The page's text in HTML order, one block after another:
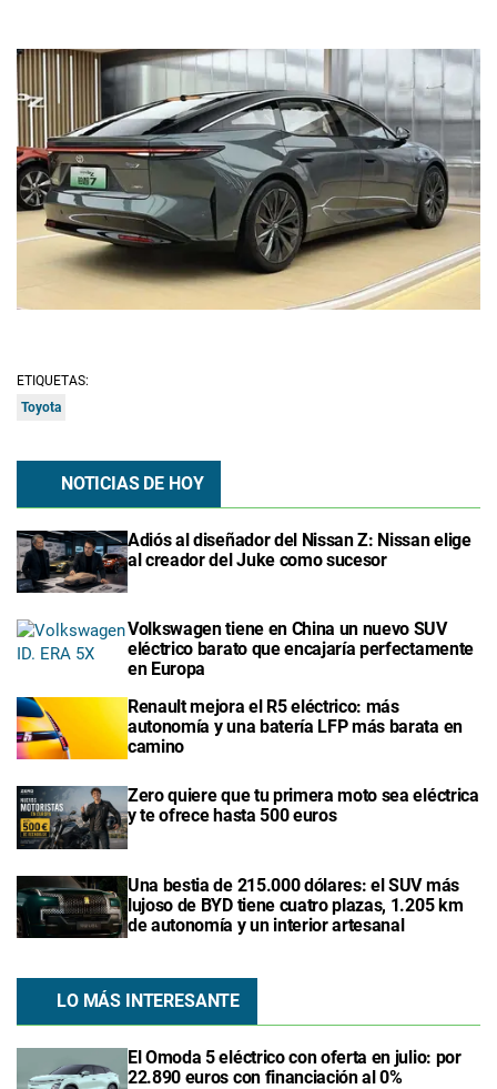
ETIQUETAS:
Toyota
NOTICIAS DE HOY
Adiós al diseñador del Nissan Z: Nissan elige
al creador del Juke como sucesor
Volkswagen tiene en China un nuevo SUV
eléctrico barato que encajaría perfectamente
en Europa
Renault mejora el R5 eléctrico: más
autonomía y una batería LFP más barata en
camino
Zero quiere que tu primera moto sea eléctrica
y te ofrece hasta 500 euros
Una bestia de 215.000 dólares: el SUV más
lujoso de BYD tiene cuatro plazas, 1.205 km
de autonomía y un interior artesanal
LO MÁS INTERESANTE
El Omoda 5 eléctrico con oferta en julio: por
22.890 euros con financiación al 0%